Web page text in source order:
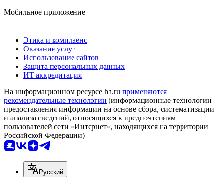
Мобильное приложение
Этика и комплаенс
Оказание услуг
Использование сайтов
Защита персональных данных
ИТ аккредитация
На информационном ресурсе hh.ru применяются
рекомендательные технологии (информационные технологии
предоставления информации на основе сбора, систематизации
и анализа сведений, относящихся к предпочтениям
пользователей сети «Интернет», находящихся на территории
Российской Федерации)
Русский